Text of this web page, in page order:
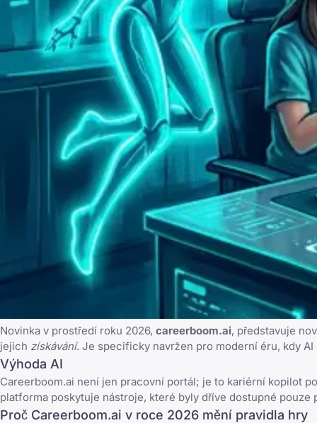
Novinka v prostředí roku 2026, careerboom.ai, představuje
jejich získávání. Je specificky navržen pro moderní éru, kdy
Výhoda AI
Careerboom.ai není jen pracovní portál; je to kariérní kopilot
platforma poskytuje nástroje, které byly dříve dostupné
Proč Careerboom.ai v roce 2026 mění pravidla hry